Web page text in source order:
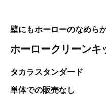
壁にもホーローのなめら
ホーロークリーンキ
タカラスタンダード
単体での販売なし